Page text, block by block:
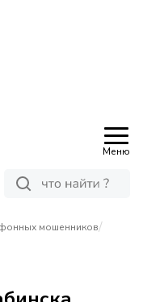
Меню
мошенников/